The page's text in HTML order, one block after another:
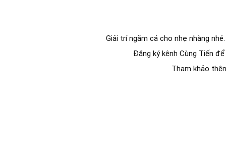
Giải trí ngắm cá cho nhẹ nhàng
Đăng ký kênh Cùng Tiến
Tham khảo